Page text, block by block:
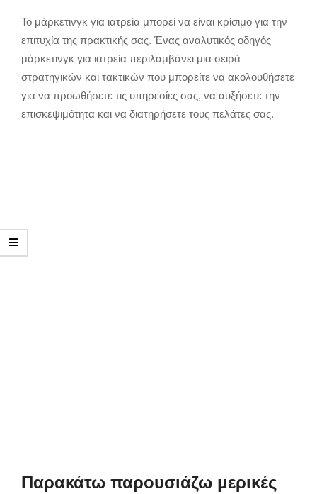
Το μάρκετινγκ για ιατρεία μπορεί να είναι κρίσιμο για την
επιτυχία της πρακτικής σας. Ένας αναλυτικός οδηγός
μάρκετινγκ για ιατρεία περιλαμβάνει μια σειρά
στρατηγικών και τακτικών που μπορείτε να ακολουθήσετε
για να προωθήσετε τις υπηρεσίες σας, να αυξήσετε την
επισκεψιμότητα και να διατηρήσετε τους πελάτες σας.
Παρακάτω παρουσιάζω μερικές